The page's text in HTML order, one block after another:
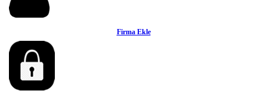
Firma Ekle